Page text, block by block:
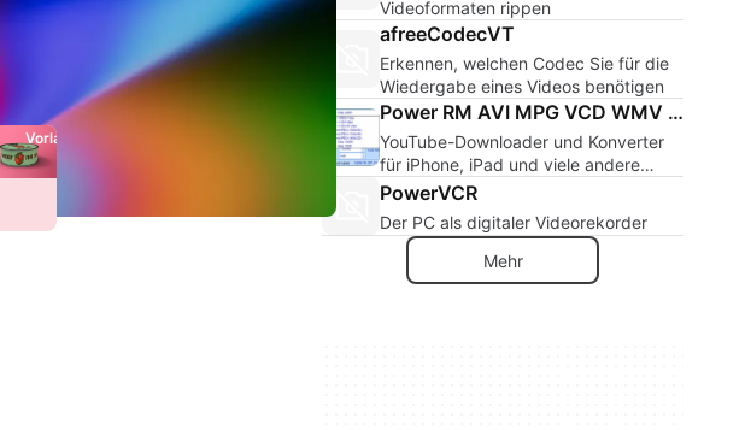
Vorlagen
Bewertung hinzufügen
Alternative Apps
Videoformaten rippen
afreeCodecVT
Erkennen, welchen Codec Sie für die
Wiedergabe eines Videos benötigen
Power RM AVI MPG VCD WMV Converter
YouTube-Downloader und Konverter
für iPhone, iPad und viele andere
Geräte
PowerVCR
Der PC als digitaler Videorekorder
Mehr